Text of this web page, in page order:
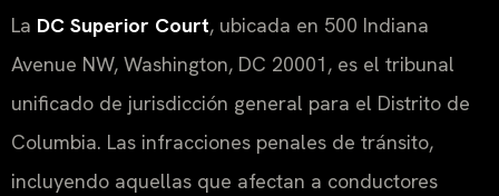
La DC Superior Court, ubicada en 500 Indiana
Avenue NW, Washington, DC 20001, es el tribunal
unificado de jurisdicción general para el Distrito de
Columbia. Las infracciones penales de tránsito,
incluyendo aquellas que afectan a conductores